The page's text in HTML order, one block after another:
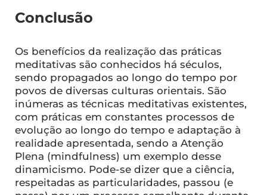
Conclusão
Os benefícios da realização das práticas
meditativas são conhecidos há séculos,
sendo propagados ao longo do tempo por
povos de diversas culturas orientais. São
inúmeras as técnicas meditativas existentes,
com práticas em constantes processos de
evolução ao longo do tempo e adaptação à
realidade apresentada, sendo a Atenção
Plena (mindfulness) um exemplo desse
dinamicismo. Pode-se dizer que a ciência,
respeitadas as particularidades, passou (e